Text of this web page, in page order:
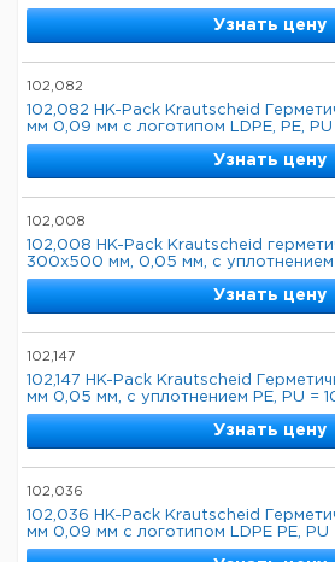
Узнать цену
102,082
102,082 HK-Pack Krautscheid
мм 0,09 мм с логотипом LDPE, PE, PU
Узнать цену
102,008
102,008 HK-Pack Krautscheid
300x500 мм, 0,05 мм, с уплотнением
Узнать цену
102,147
102,147 HK-Pack Krautscheid
мм 0,05 мм, с уплотнением PE, PU =
Узнать цену
102,036
102,036 HK-Pack Krautscheid
мм 0,09 мм с логотипом LDPE PE, PU